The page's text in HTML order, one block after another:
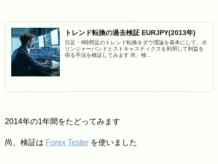
トレンド転換の過去検証 EURJPY(2013年)
日足・4時間足のトレンド転換をダウ理論を基本にして、ボ
リンジャーバンドとストキャスティクスを利用して利益を
得る手法を検証してみます 尚、検...
2014年の1年間をたどってみます
尚、検証は Forex Tester を使いました